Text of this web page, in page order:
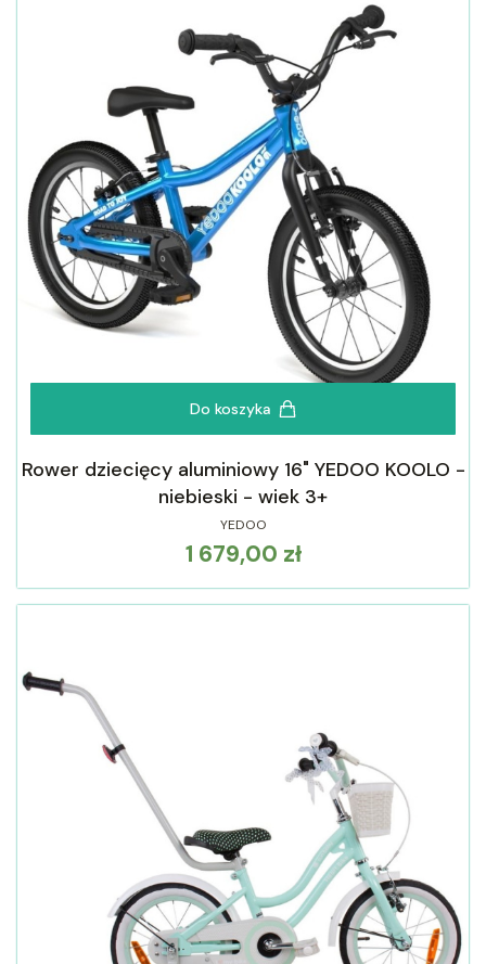
Do koszyka
Rower dziecięcy aluminiowy 16" YEDOO KOOLO -
niebieski - wiek 3+
YEDOO
Cena
1 679,00 zł